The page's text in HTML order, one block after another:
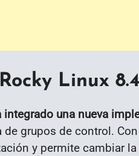
Linux 8.4
integrado una nueva
de grupos de control.
y permite cambiar